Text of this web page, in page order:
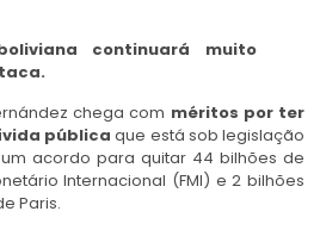
continuará muito
chega com méritos por ter
pública que está sob legislação
acordo para quitar 44 bilhões de
Internacional (FMI) e 2 bilhões
Paris.